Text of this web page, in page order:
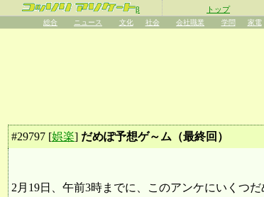
β トップ
総合 ニュース 文化 社会 会社職業 学問 家電
#29797 [娯楽] だめぽ予想ゲ～ム（最終回）
2月19日、午前3時までに、このアンケにいくつ